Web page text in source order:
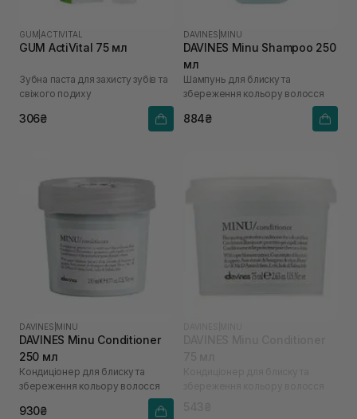
GUM ACTIVITAL
GUM ActiVital 75 мл
Зубна паста для захисту зубів та
свіжого подиху
306₴
DAVINES MINU
DAVINES Minu Shampoo 250
мл
Шампунь для блиску та
збереження кольору волосся
884₴
DAVINES MINU
DAVINES Minu Conditioner
250 мл
Кондиціонер для блиску та
збереження кольору волосся
930₴